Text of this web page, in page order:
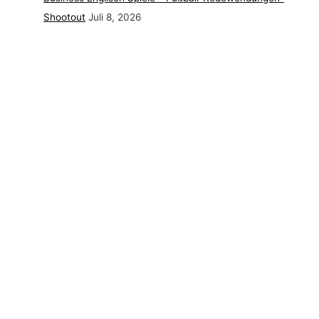
Shootout Juli 8, 2026